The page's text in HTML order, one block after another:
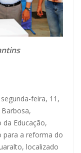
feira, 11,
Educação,
para a reforma do
localizado